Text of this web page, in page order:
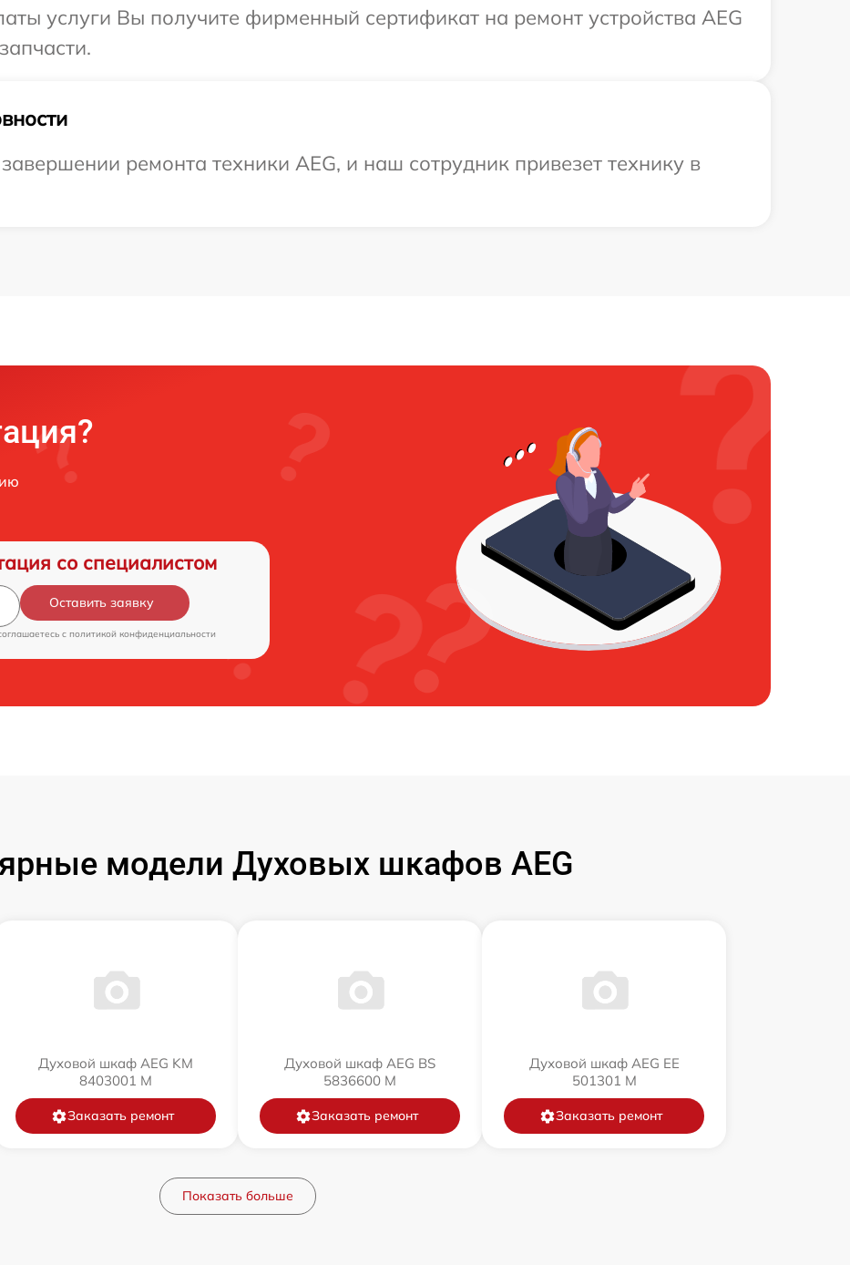
услуги Вы получите фирменный сертификат на ремонт устройства AEG
ремонта техники AEG, и наш сотрудник привезет технику в
со специалистом
Оставить заявку
c политикой конфиденциальности
модели Духовых шкафов AEG
Духовой шкаф AEG KM
8403001 M
Заказать ремонт
Духовой шкаф AEG BS
5836600 M
Заказать ремонт
Духовой шкаф AEG EE
501301 M
Заказать ремонт
Показать больше